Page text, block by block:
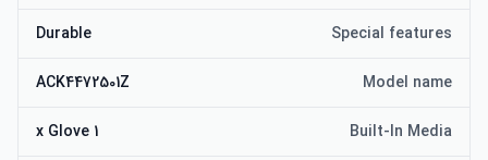
Special features
Durable
Model name
ACK4472501Z
Built-In Media
1 x Glove